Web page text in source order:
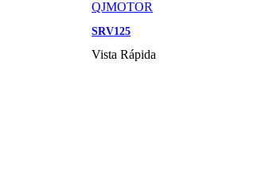
QJMOTOR
SRV125
Vista Rápida